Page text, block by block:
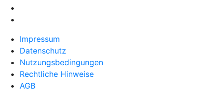
Impressum
Datenschutz
Nutzungsbedingungen
Rechtliche Hinweise
AGB